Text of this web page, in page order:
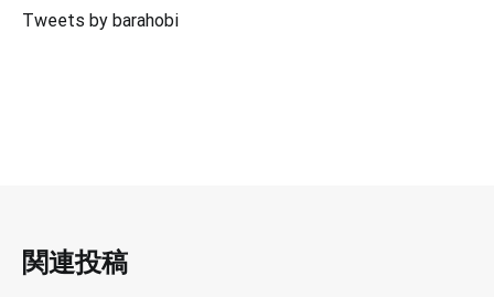
Tweets by barahobi
関連投稿